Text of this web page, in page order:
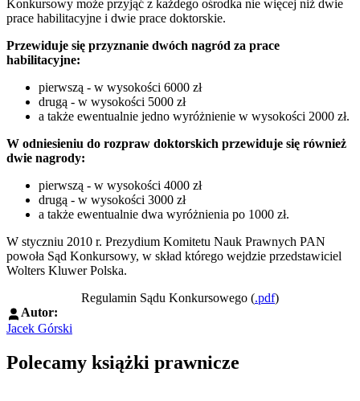
Konkursowy może przyjąć z każdego ośrodka nie więcej niż dwie
prace habilitacyjne i dwie prace doktorskie.
Przewiduje się przyznanie dwóch nagród za prace
habilitacyjne:
pierwszą - w wysokości 6000 zł
drugą - w wysokości 5000 zł
a także ewentualnie jedno wyróżnienie w wysokości 2000 zł.
W odniesieniu do rozpraw doktorskich przewiduje się również
dwie nagrody:
pierwszą - w wysokości 4000 zł
drugą - w wysokości 3000 zł
a także ewentualnie dwa wyróżnienia po 1000 zł.
W styczniu 2010 r. Prezydium Komitetu Nauk Prawnych PAN
powoła Sąd Konkursowy, w skład którego wejdzie przedstawiciel
Wolters Kluwer Polska.
Regulamin Sądu Konkursowego (.pdf)
Autor:
Jacek Górski
Polecamy książki prawnicze